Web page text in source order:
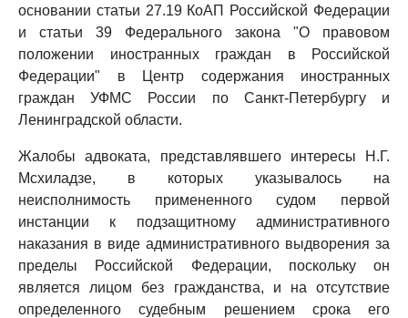
основании статьи 27.19 КоАП Российской Федерации
и статьи 39 Федерального закона "О правовом
положении иностранных граждан в Российской
Федерации" в Центр содержания иностранных
граждан УФМС России по Санкт-Петербургу и
Ленинградской области.
Жалобы адвоката, представлявшего интересы Н.Г.
Мсхиладзе, в которых указывалось на
неисполнимость примененного судом первой
инстанции к подзащитному административного
наказания в виде административного выдворения за
пределы Российской Федерации, поскольку он
является лицом без гражданства, и на отсутствие
определенного судебным решением срока его